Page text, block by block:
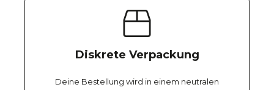
Diskrete Verpackung
Deine Bestellung wird in einem neutralen